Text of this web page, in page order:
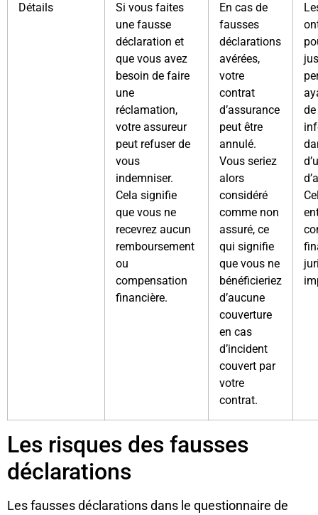
Détails
Si vous faites
une fausse
déclaration et
que vous avez
besoin de faire
une
réclamation,
votre assureur
peut refuser de
vous
indemniser.
Cela signifie
que vous ne
recevrez aucun
remboursement
ou
compensation
financière.
En cas de
fausses
déclarations
avérées,
votre
contrat
d’assurance
peut être
annulé.
Vous seriez
alors
considéré
comme non
assuré, ce
qui signifie
que vous ne
bénéficieriez
d’aucune
couverture
en cas
d’incident
couvert par
votre
contrat.
Les risques des fausses
déclarations
Les fausses déclarations dans le questionnaire de